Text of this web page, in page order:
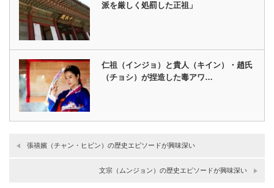
派を厳しく処罰した正祖」
仁祖（インジョ）と貴人（キイン）・趙氏
（チョシ）が捏造した毒アワ…
張禧嬪（チャン・ヒビン）の歴史エピソードが興味深い
文宗（ムンジョン）の歴史エピソードが興味深い